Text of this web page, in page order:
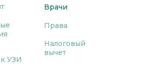
Врачи
Права
УЗИ
Налоговый
вычет